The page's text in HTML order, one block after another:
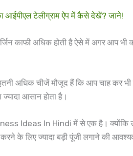
टेलीग्राम ऐप में कैसे देखें? जाने!
काफी अधिक होती है ऐसे में अगर आप
अधिक चीजें मौजूद हैं कि आप चाह कर
ज्यादा आसान होता है।
Ideas In Hindi में से एक है। क्योंकि
के लिए ज्यादा बड़ी पूंजी लगाने की